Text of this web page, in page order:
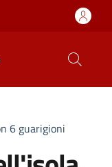
6 guarigioni